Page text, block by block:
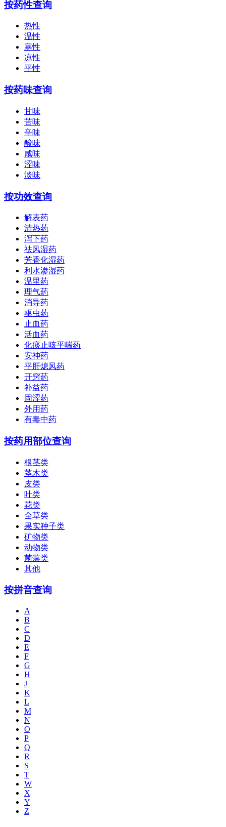
按药性查询
热性
温性
寒性
凉性
平性
按药味查询
甘味
苦味
辛味
酸味
咸味
涩味
淡味
按功效查询
解表药
清热药
泻下药
祛风湿药
芳香化湿药
利水渗湿药
温里药
理气药
消导药
驱虫药
止血药
活血药
化痰止咳平喘药
安神药
平肝熄风药
开窍药
补益药
固涩药
外用药
有毒中药
按药用部位查询
根茎类
茎木类
皮类
叶类
花类
全草类
果实种子类
矿物类
动物类
菌藻类
其他
按拼音查询
A
B
C
D
E
F
G
H
J
K
L
M
N
O
P
Q
R
S
T
W
X
Y
Z